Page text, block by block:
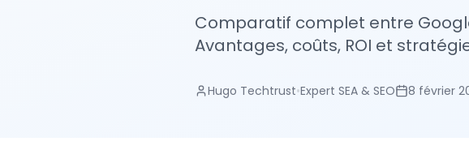
Comparatif complet entre
Avantages, coûts, ROI et
Hugo Techtrust•Expert SEA & SEO 8 février